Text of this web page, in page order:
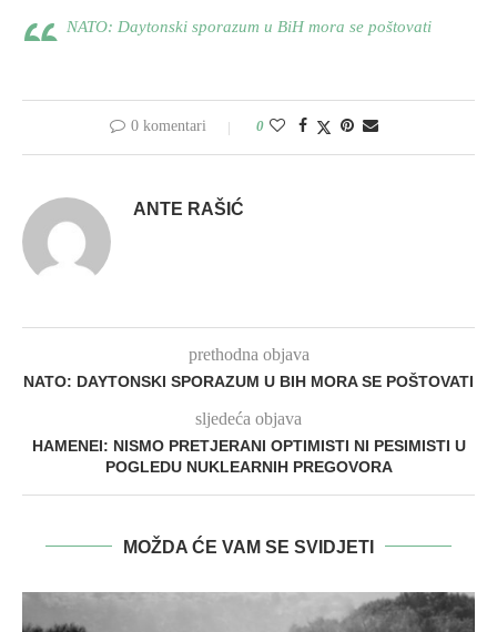
NATO: Daytonski sporazum u BiH mora se poštovati
0 komentari 0
ANTE RAŠIĆ
prethodna objava
NATO: DAYTONSKI SPORAZUM U BIH MORA SE POŠTOVATI
sljedeća objava
HAMENEI: NISMO PRETJERANI OPTIMISTI NI PESIMISTI U
POGLEDU NUKLEARNIH PREGOVORA
MOŽDA ĆE VAM SE SVIDJETI